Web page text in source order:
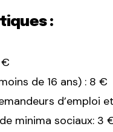
:
€
de 16 ans) : 8 €
d’emploi et
minima sociaux: 3